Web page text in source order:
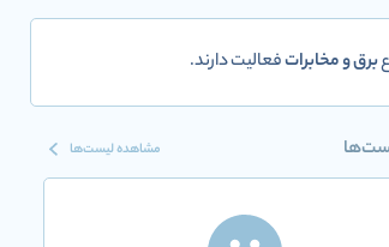
برق و مخابراتفعالیت دارند.
مشاهده لیست‌ها